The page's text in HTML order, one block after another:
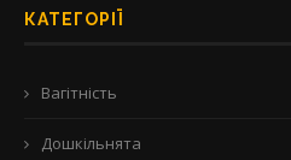
КАТЕГОРІЇ
Вагітність
Дошкільнята